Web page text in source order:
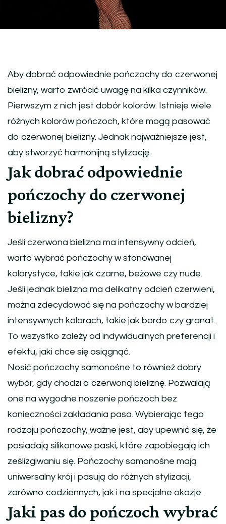
Aby dobrać odpowiednie pończochy do czerwonej
bielizny, warto zwrócić uwagę na kilka czynników.
Pierwszym z nich jest dobór kolorów. Istnieje wiele
różnych kolorów pończoch, które mogą pasować
do czerwonej bielizny. Jednak najważniejsze jest,
aby stworzyć harmonijną stylizację.
Jak dobrać odpowiednie
pończochy do czerwonej
bielizny?
Jeśli czerwona bielizna ma intensywny odcień,
warto wybrać pończochy w stonowanej
kolorystyce, takie jak czarne, beżowe czy nude.
Jeśli jednak bielizna ma delikatny odcień czerwieni,
można zdecydować się na pończochy w bardziej
intensywnych kolorach, takie jak bordo czy granat.
To wszystko zależy od indywidualnych preferencji i
efektu, jaki chce się osiągnąć.
Nosić pończochy samonośne to również dobry
wybór, gdy chodzi o czerwoną bieliznę. Pozwalają
one na wygodne noszenie pończoch bez
konieczności zakładania pasa. Wybierając tego
rodzaju pończochy, ważne jest, aby upewnić się, że
posiadają silikonowe paski, które zapobiegają ich
ześlizgiwaniu się. Pończochy samonośne mają
uniwersalny krój i pasują do różnych stylizacji,
zarówno codziennych, jak i na specjalne okazje.
Jaki pas do pończoch wybrać